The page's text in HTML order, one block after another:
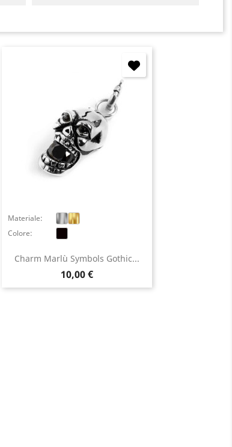
Charm Marlù Symbols Gothic...
Prezzo
10,00 €
Materiale:
Colore: